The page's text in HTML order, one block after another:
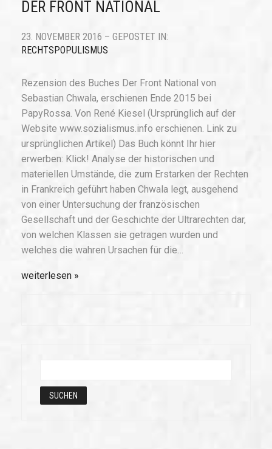
DER FRONT NATIONAL
23. NOVEMBER 2016 – GEPOSTET IN:
RECHTSPOPULISMUS
Rezension des Buches Der Front National von
Sebastian Chwala, erschienen Ende 2015 bei
PapyRossa. Von René Kiesel (Ursprünglich auf der
Website www.sozialismus.info erschienen. Link zu
ursprünglichen Artikel) Das Buch könnt Ihr hier
erwerben: Klick! Analyse der historischen und
materiellen Umstände, die zum Erstarken der Rechten
in Frankreich geführt haben Chwala legt, ausgehend
von einer Untersuchung der französischen
Gesellschaft und der Geschichte der Ultrarechten dar,
von welchen Klassen sie getragen wurden und
welches die wahren Ursachen für die…
weiterlesen